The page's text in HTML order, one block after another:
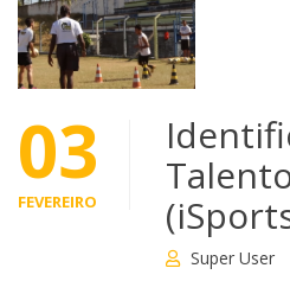
03
FEVEREIRO
Super User